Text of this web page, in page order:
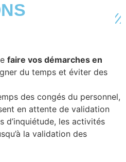
faire vos démarches en
du temps et éviter des
des congés du personnel,
en attente de validation
d’inquiétude, les activités
la validation des